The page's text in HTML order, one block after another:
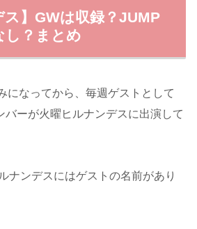
ス】GWは収録？JUMP
し？まとめ
になってから、毎週ゲストとして
バーが火曜ヒルナンデスに出演して
ナンデスにはゲストの名前があり